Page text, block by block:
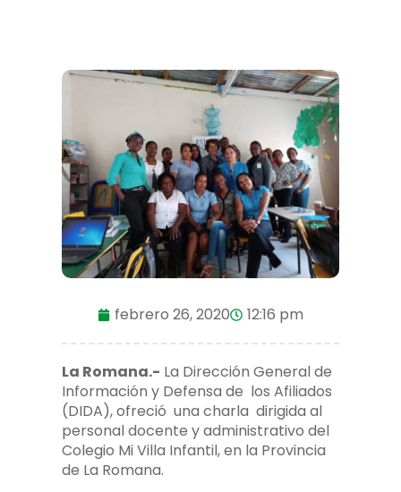
febrero 26, 2020 12:16 pm
La Romana.- La Dirección General de
Información y Defensa de los Afiliados
(DIDA), ofreció una charla dirigida al
personal docente y administrativo del
Colegio Mi Villa Infantil, en la Provincia
de La Romana.